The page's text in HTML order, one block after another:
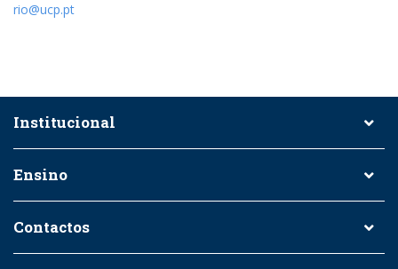
rio@ucp.pt
Institucional
Ensino
Contactos